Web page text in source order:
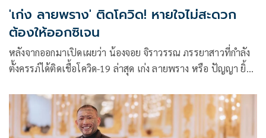
'เก่ง ลายพราง' ติดโควิด! หายใจไม่สะดวก
ต้องให้ออกซิเจน
หลังจากออกมาเปิดเผยว่า น้องจอย จิราวรรณ ภรรยาสาวที่กำลัง
ตั้งครรภ์ได้ติดเชื้อโควิด-19 ล่าสุด เก่ง ลายพราง หรือ ปัญญา ยิ้ม
ผ่านเฟซบุ๊กว่า “ซีซั่นนี้ผมก็ไม่รอด !! ตามจอยกับลูกไปติดๆ เลย
ครับ อะไรจะเกิดก็ต้องเกิดต้องสู้กันต่อไป ผมต้องขอโทษทุกคนที่
ได้ใกล้ชิดกับผมด้วย“